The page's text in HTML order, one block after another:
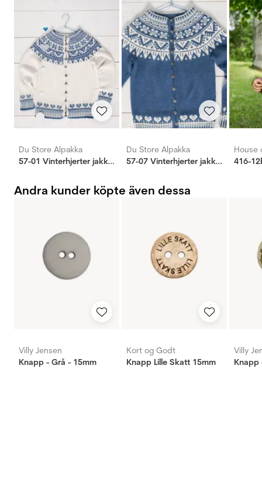
Du Store Alpakka
57-01 Vinterhjerter jakke natur
Du Store Alpakka
57-07 Vinterhjerter jakke blå
House
416-
Andra kunder köpte även dessa
Villy Jensen
Knapp - Grå - 15mm
Kort og Godt
Knapp Lille Skatt 15mm
Villy